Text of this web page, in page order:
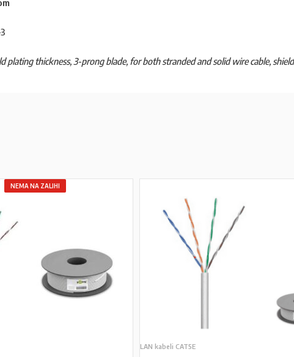
thickness, 3-prong blade, for both stranded and solid wire cable,
NEMA NA ZALIHI
LAN kabeli CAT5E